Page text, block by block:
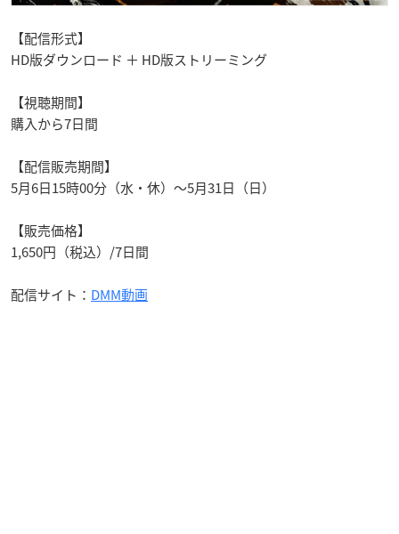
【配信形式】
HD版ダウンロード ＋ HD版ストリーミング
【視聴期間】
購入から7日間
【配信販売期間】
5月6日15時00分（水・休）～5月31日（日）
【販売価格】
1,650円（税込）/7日間
配信サイト： DMM動画